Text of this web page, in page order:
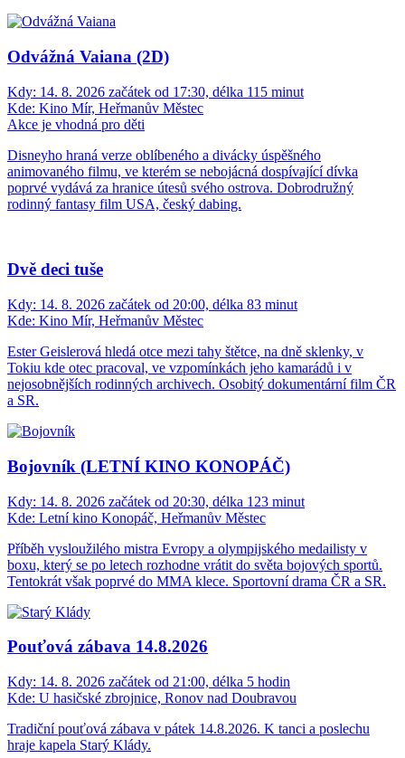
Odvážná Vaiana (2D)
Kdy: 14. 8. 2026 začátek od 17:30, délka 115 minut
Kde: Kino Mír, Heřmanův Městec
Akce je vhodná pro děti
Disneyho hraná verze oblíbeného a divácky úspěšného
animovaného filmu, ve kterém se nebojácná dospívající dívka
poprvé vydává za hranice útesů svého ostrova. Dobrodružný
rodinný fantasy film USA, český dabing.
Dvě deci tuše
Kdy: 14. 8. 2026 začátek od 20:00, délka 83 minut
Kde: Kino Mír, Heřmanův Městec
Ester Geislerová hledá otce mezi tahy štětce, na dně sklenky, v
Tokiu kde otec pracoval, ve vzpomínkách jeho kamarádů i v
nejosobnějších rodinných archivech. Osobitý dokumentární film ČR
a SR.
Bojovník (LETNÍ KINO KONOPÁČ)
Kdy: 14. 8. 2026 začátek od 20:30, délka 123 minut
Kde: Letní kino Konopáč, Heřmanův Městec
Příběh vysloužilého mistra Evropy a olympijského medailisty v
boxu, který se po letech rozhodne vrátit do světa bojových sportů.
Tentokrát však poprvé do MMA klece. Sportovní drama ČR a SR.
Pouťová zábava 14.8.2026
Kdy: 14. 8. 2026 začátek od 21:00, délka 5 hodin
Kde: U hasičské zbrojnice, Ronov nad Doubravou
Tradiční pouťová zábava v pátek 14.8.2026. K tanci a poslechu
hraje kapela Starý Klády.